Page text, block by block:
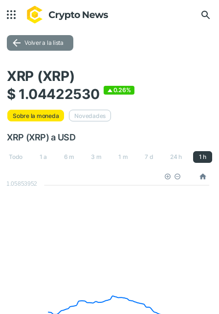
Volver a la lista
XRP (XRP)
$ 1.04422530
0.26%
Sobre la moneda Novedades
XRP (XRP) a USD
Todo 1 a 6 m 3 m 1 m 7 d 24 h 1 h
1.05853952